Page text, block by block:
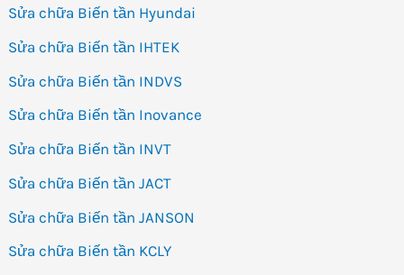
Sửa chữa Biến tần Hyundai
Sửa chữa Biến tần IHTEK
Sửa chữa Biến tần INDVS
Sửa chữa Biến tần Inovance
Sửa chữa Biến tần INVT
Sửa chữa Biến tần JACT
Sửa chữa Biến tần JANSON
Sửa chữa Biến tần KCLY